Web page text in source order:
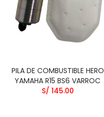
PILA DE COMBUSTIBLE HERO
YAMAHA R15 BS6 VARROC
S/ 145.00